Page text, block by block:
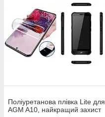
Поліуретанова плівка Lite для
AGM A10, найкращий захист